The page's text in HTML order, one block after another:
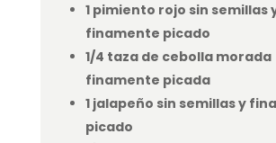
1 pimiento rojo sin semillas
finamente picado
1/4 taza de cebolla morada
finamente picada
1 jalapeño sin semillas y
picado